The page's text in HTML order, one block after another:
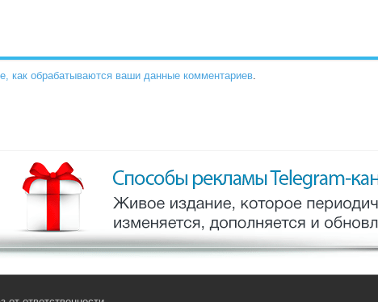
как обрабатываются ваши данные комментариев.